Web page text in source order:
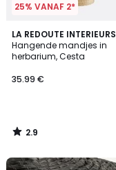
25% VANAF 2*
LA REDOUTE INTERIEURS
Hangende mandjes in
herbarium, Cesta
35.99 €
2.9
/ 5
2.9
/